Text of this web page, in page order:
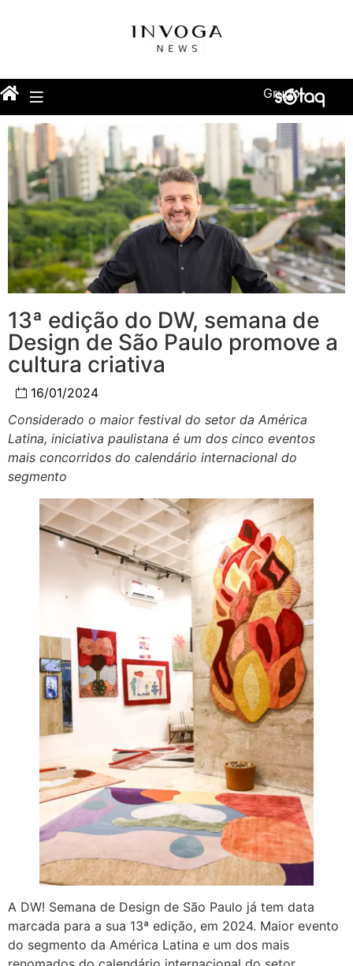
Grupo
13ª edição do DW, semana de
Design de São Paulo promove a
cultura criativa
16/01/2024
Considerado o maior festival do setor da América
Latina, iniciativa paulistana é um dos cinco eventos
mais concorridos do calendário internacional do
segmento
A DW! Semana de Design de São Paulo já tem data
marcada para a sua 13ª edição, em 2024. Maior evento
do segmento da América Latina e um dos mais